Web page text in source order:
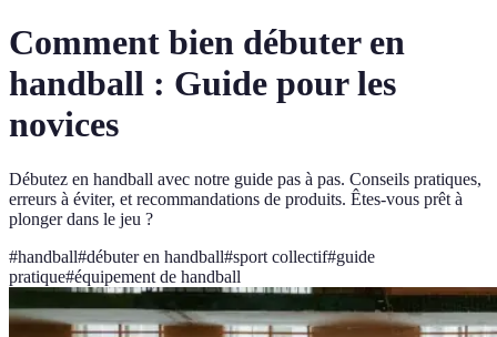
Comment bien débuter en
handball : Guide pour les
novices
Débutez en handball avec notre guide pas à pas. Conseils pratiques,
erreurs à éviter, et recommandations de produits. Êtes-vous prêt à
plonger dans le jeu ?
#handball#débuter en handball#sport collectif#guide
pratique#équipement de handball